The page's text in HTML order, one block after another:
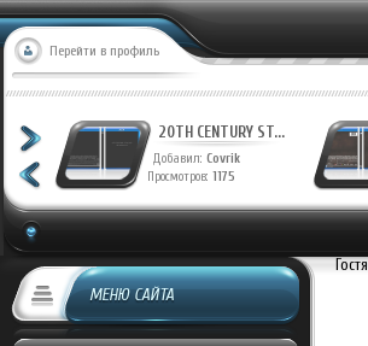
Перейти в профиль
20TH CENTURY ST...
Добавил: Covrik
Просмотров: 1175
МЕНЮ САЙТА